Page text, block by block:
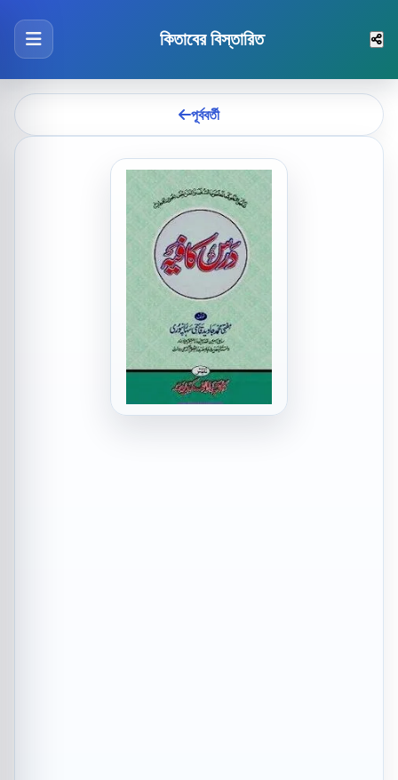
কিতাবের বিস্তারিত
পূর্ববর্তী